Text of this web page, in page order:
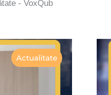
- VoxQub
Actualitate